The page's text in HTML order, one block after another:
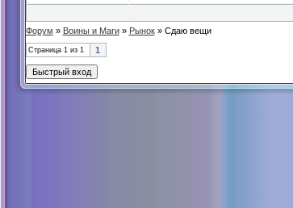
Форум » Воины и Маги» Рынок» Сдаю вещи
Страница 1из 1 1